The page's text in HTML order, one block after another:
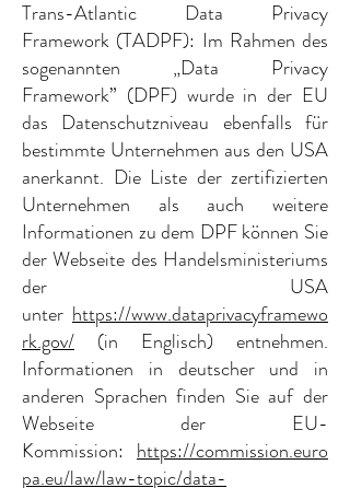
Trans-Atlantic Data Privacy
Framework (TADPF): Im Rahmen des
sogenannten „Data Privacy
Framework” (DPF) wurde in der EU
das Datenschutzniveau ebenfalls für
bestimmte Unternehmen aus den USA
anerkannt. Die Liste der zertifizierten
Unternehmen als auch weitere
Informationen zu dem DPF können Sie
der Webseite des Handelsministeriums
der USA
unter https://www.dataprivacyframewo
rk.gov/ (in Englisch) entnehmen.
Informationen in deutscher und in
anderen Sprachen finden Sie auf der
Webseite der EU-
Kommission: https://commission.euro
pa.eu/law/law-topic/data-